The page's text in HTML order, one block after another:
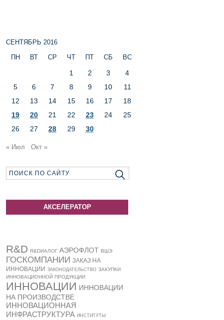
СЕНТЯБРЬ 2016
ПН
ВТ СР ЧТ ПТ СБ ВС
1 2 3
4
5
6 7 8 9 10
11
12
13 14 15 16 17
18
19
20 21 22 23 24
25
26
27 28 29 30
« Июл Окт »
АКСЕЛЕРАТОР
R&D R&DИАЛОГ АЭРОФЛОТ ВШЭ
ГОСКОМПАНИИ ЗАКАЗ НА
ИННОВАЦИИ ЗАКОНОДАТЕЛЬСТВО ЗАКУПКИ
ИННОВАЦИОННОЙ ПРОДУКЦИИ
ИННОВАЦИИ ИННОВАЦИИ
НА ПРОИЗВОДСТВЕ
ИННОВАЦИОННАЯ
ИНФРАСТРУКТУРА ИНСТИТУТЫ